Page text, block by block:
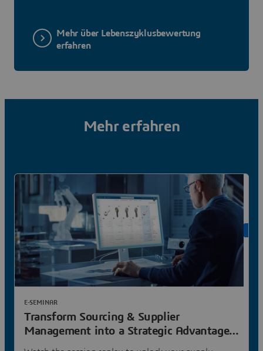
Mehr über Lebenszyklusbewertung
erfahren
Mehr erfahren
Transform Sourcing & Supplier
Management into a Strategic Advantage |
Dassault Systèmes
E-SEMINAR